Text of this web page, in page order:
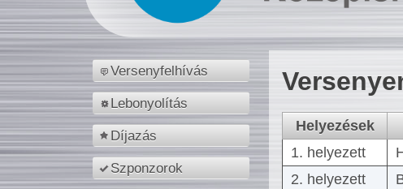
Versenyfelhívás
Lebonyolítás
Díjazás
Szponzorok
Helyezések
1. helyezett
2. helyezett